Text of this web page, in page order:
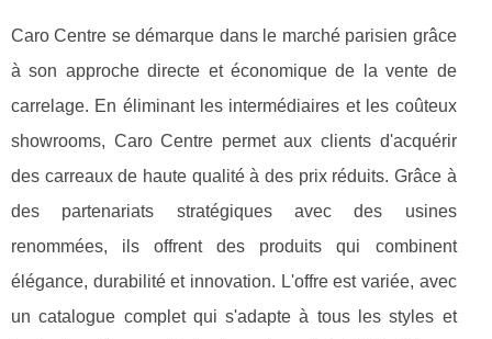
Caro Centre se démarque dans le marché parisien grâce
à son approche directe et économique de la vente de
carrelage. En éliminant les intermédiaires et les coûteux
showrooms, Caro Centre permet aux clients d'acquérir
des carreaux de haute qualité à des prix réduits. Grâce à
des partenariats stratégiques avec des usines
renommées, ils offrent des produits qui combinent
élégance, durabilité et innovation. L'offre est variée, avec
un catalogue complet qui s'adapte à tous les styles et